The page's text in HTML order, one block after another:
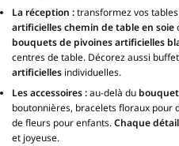
La réception :transformez vos
artificielles chemin de table en soie
bouquets de pivoines artificielles
centres de table. Décorez aussi
artificielles individuelles.
Les accessoires :au-delà du
boutonnières, bracelets floraux pour
de fleurs pour enfants.Chaque
et joyeuse.